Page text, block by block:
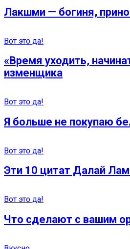
Лакшми — богиня,
Вот это да!
«Время уходить,
изменщика
Вот это да!
Я больше не покупаю
Вот это да!
Эти 10 цитат Далай
Вот это да!
Что сделают с вашим